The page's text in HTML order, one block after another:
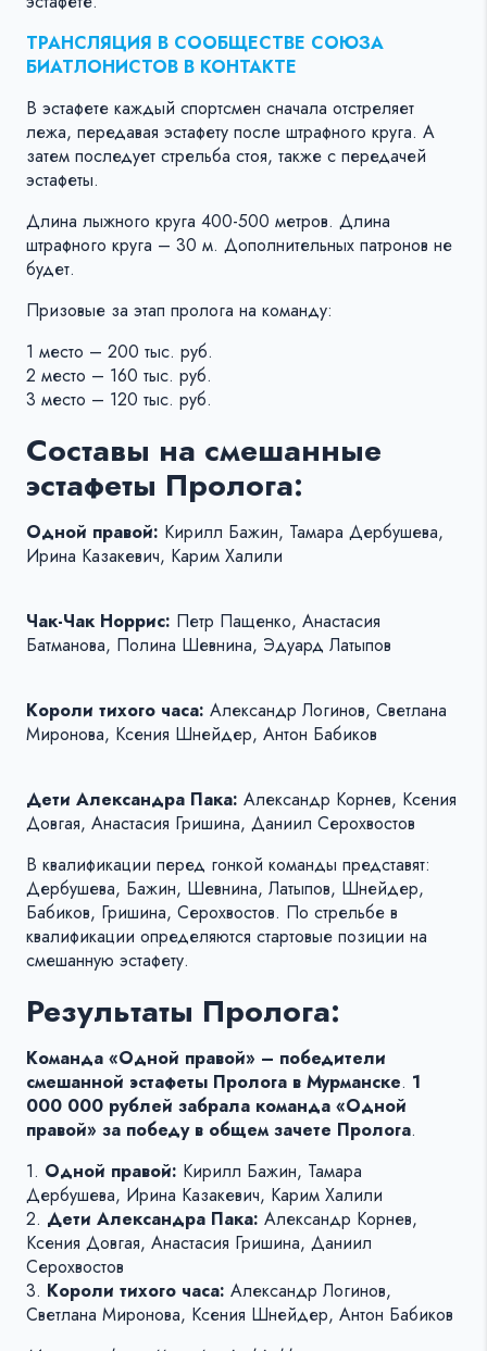
ТРАНСЛЯЦИЯ В СООБЩЕСТВЕ СОЮЗА
БИАТЛОНИСТОВ В КОНТАКТЕ
В эстафете каждый спортсмен сначала отстреляет
лежа, передавая эстафету после штрафного круга. А
затем последует стрельба стоя, также с передачей
эстафеты.
Длина лыжного круга 400-500 метров. Длина
штрафного круга – 30 м. Дополнительных патронов не
будет.
Призовые за этап пролога на команду:
1 место – 200 тыс. руб.
2 место – 160 тыс. руб.
3 место – 120 тыс. руб.
Составы на смешанные
эстафеты Пролога:
Одной правой: Кирилл Бажин, Тамара Дербушева,
Ирина Казакевич, Карим Халили
Чак-Чак Норрис: Петр Пащенко, Анастасия
Батманова, Полина Шевнина, Эдуард Латыпов
Короли тихого часа: Александр Логинов, Светлана
Миронова, Ксения Шнейдер, Антон Бабиков
Дети Александра Пака: Александр Корнев, Ксения
Довгая, Анастасия Гришина, Даниил Серохвостов
В квалификации перед гонкой команды представят:
Дербушева, Бажин, Шевнина, Латыпов, Шнейдер,
Бабиков, Гришина, Серохвостов. По стрельбе в
квалификации определяются стартовые позиции на
смешанную эстафету.
Результаты Пролога:
Команда «Одной правой» – победители
смешанной эстафеты Пролога в Мурманске. 1
000 000 рублей забрала команда «Одной
правой» за победу в общем зачете Пролога.
1. Одной правой: Кирилл Бажин, Тамара
Дербушева, Ирина Казакевич, Карим Халили
2. Дети Александра Пака: Александр Корнев,
Ксения Довгая, Анастасия Гришина, Даниил
Серохвостов
3. Короли тихого часа: Александр Логинов,
Светлана Миронова, Ксения Шнейдер, Антон Бабиков